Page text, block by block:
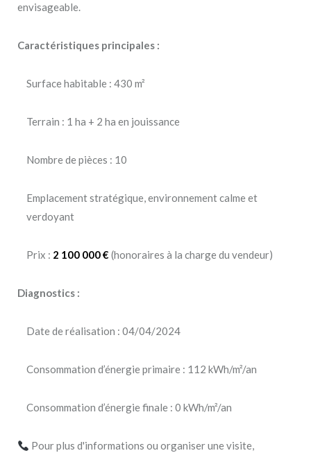
envisageable.
Caractéristiques principales :
Surface habitable : 430 m²
Terrain : 1 ha + 2 ha en jouissance
Nombre de pièces : 10
Emplacement stratégique, environnement calme et
verdoyant
Prix : 2 100 000 € (honoraires à la charge du vendeur)
Diagnostics :
Date de réalisation : 04/04/2024
Consommation d’énergie primaire : 112 kWh/m²/an
Consommation d’énergie finale : 0 kWh/m²/an
Pour plus d'informations ou organiser une visite,